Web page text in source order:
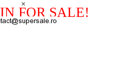
×
FOR SALE!